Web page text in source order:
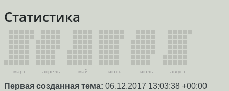
Статистика
март апрель май июнь июль август
Первая созданная тема: 06.12.2017 13:03:38 +00:00